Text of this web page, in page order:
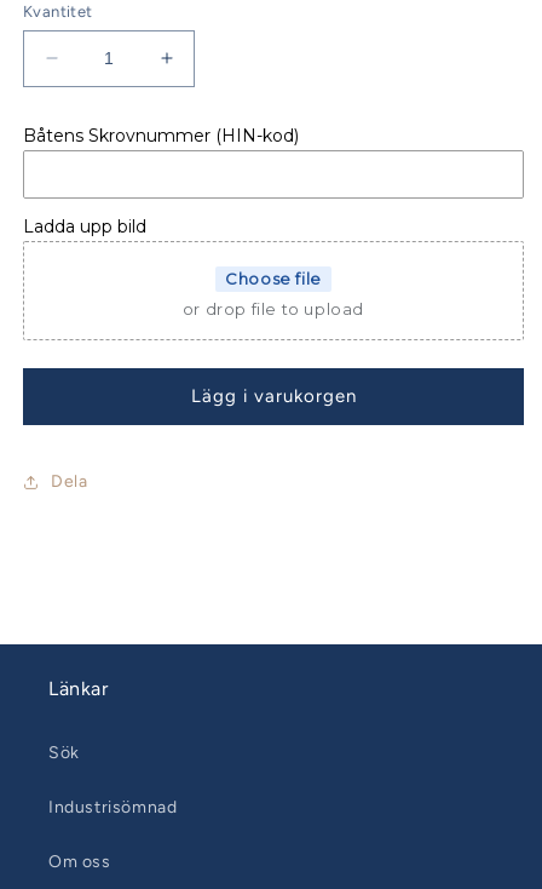
Kvantitet
Minska
kvantitet
BIMINI
LAGOON
52
F
Öka
kvantitet
BIMINI
LAGOON
F
Båtens Skrovnummer (HIN-kod)
Ladda upp bild
Choose file
or drop file to upload
Lägg i varukorgen
Dela
Länkar
Sök
Industrisömnad
Om oss